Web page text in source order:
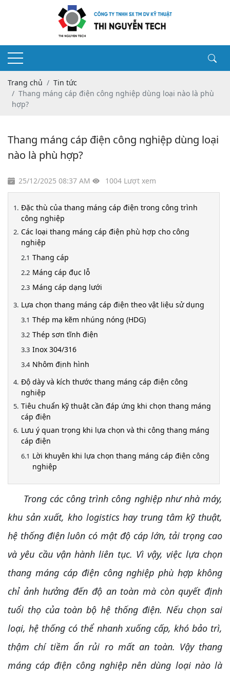
Trang chủ
Tin tức
Thang máng cáp điện công nghiệp dùng loại nào là phù
hợp?
Thang máng cáp điện công nghiệp dùng loại
nào là phù hợp?
25/12/2025 08:37 AM 1004 Lượt xem
Đặc thù của thang máng cáp điện trong công trình
công nghiệp
Các loại thang máng cáp điện phù hợp cho công
nghiệp
Thang cáp
Máng cáp đục lỗ
Máng cáp dạng lưới
Lựa chọn thang máng cáp điện theo vật liệu sử dụng
Thép mạ kẽm nhúng nóng (HDG)
Thép sơn tĩnh điện
Inox 304/316
Nhôm định hình
Độ dày và kích thước thang máng cáp điện công
nghiệp
Tiêu chuẩn kỹ thuật cần đáp ứng khi chọn thang máng
cáp điện
Lưu ý quan trọng khi lựa chọn và thi công thang máng
cáp điện
Lời khuyên khi lựa chọn thang máng cáp điện công
nghiệp
Trong các công trình công nghiệp như nhà máy,
khu sản xuất, kho logistics hay trung tâm kỹ thuật,
hệ thống điện luôn có mật độ cáp lớn, tải trọng cao
và yêu cầu vận hành liên tục. Vì vậy, việc lựa chọn
thang máng cáp điện công nghiệp phù hợp không
chỉ ảnh hưởng đến độ an toàn mà còn quyết định
tuổi thọ của toàn bộ hệ thống điện. Nếu chọn sai
loại, hệ thống có thể nhanh xuống cấp, khó bảo trì,
thậm chí tiềm ẩn rủi ro mất an toàn. Vậy thang
máng cáp điện công nghiệp nên dùng loại nào là